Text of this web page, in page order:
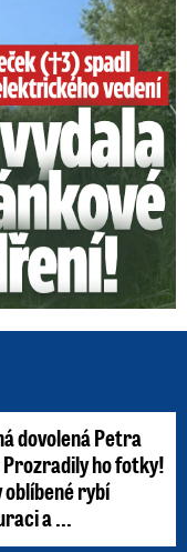
na 16 stran
dovolená Petra
Prozradily ho fotky!
oblíbené rybí
a ...